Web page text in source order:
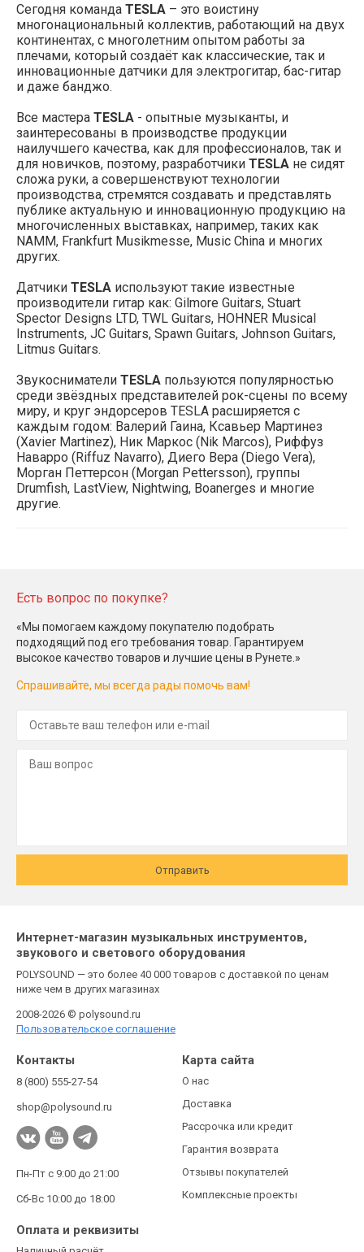
Сегодня команда TESLA – это воистину
многонациональный коллектив, работающий на двух
континентах, с многолетним опытом работы за
плечами, который создаёт как классические, так и
инновационные датчики для электрогитар, бас-гитар
и даже банджо.
Все мастера TESLA - опытные музыканты, и
заинтересованы в производстве продукции
наилучшего качества, как для профессионалов, так и
для новичков, поэтому, разработчики TESLA не сидят
сложа руки, а совершенствуют технологии
производства, стремятся создавать и представлять
публике актуальную и инновационную продукцию на
многочисленных выставках, например, таких как
NAMM, Frankfurt Musikmesse, Music China и многих
других.
Датчики TESLA используют такие известные
производители гитар как: Gilmore Guitars, Stuart
Spector Designs LTD, TWL Guitars, HOHNER Musical
Instruments, JC Guitars, Spawn Guitars, Johnson Guitars,
Litmus Guitars.
Звукосниматели TESLA пользуются популярностью
среди звёздных представителей рок-сцены по всему
миру, и круг эндорсеров TESLA расширяется с
каждым годом: Валерий Гаина, Ксавьер Мартинез
(Xavier Martinez), Ник Маркос (Nik Marcos), Риффуз
Наварро (Riffuz Navarro), Диего Вера (Diego Vera),
Морган Петтерсон (Morgan Pettersson), группы
Drumfish, LastView, Nightwing, Boanerges и многие
другие.
Есть вопрос по покупке?
«Мы помогаем каждому покупателю подобрать
подходящий под его требования товар. Гарантируем
высокое качество товаров и лучшие цены в Рунете.»
Спрашивайте, мы всегда рады помочь вам!
Отправить
Интернет-магазин музыкальных инструментов,
звукового и светового оборудования
POLYSOUND — это более 40 000 товаров с доставкой по ценам
ниже чем в других магазинах
2008-2026 © polysound.ru
Пользовательское соглашение
Контакты
8 (800) 555-27-54
shop@polysound.ru
Пн-Пт с 9:00 до 21:00
Сб-Вс 10:00 до 18:00
Карта сайта
О нас
Доставка
Рассрочка или кредит
Гарантия возврата
Отзывы покупателей
Комплексные проекты
Оплата и реквизиты